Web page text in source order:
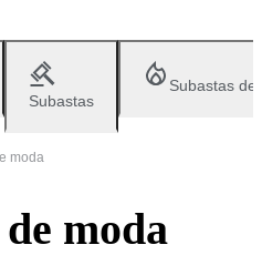
Subastas
Subastas
moda
moda